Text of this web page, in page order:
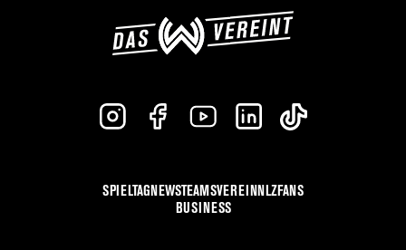
SPIELTAGNEWSTEAMSVEREINNLZFANS
BUSINESS